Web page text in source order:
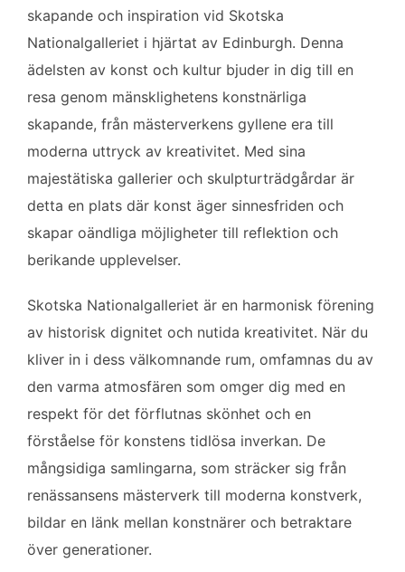
skapande och inspiration vid Skotska
Nationalgalleriet i hjärtat av Edinburgh. Denna
ädelsten av konst och kultur bjuder in dig till en
resa genom mänsklighetens konstnärliga
skapande, från mästerverkens gyllene era till
moderna uttryck av kreativitet. Med sina
majestätiska gallerier och skulpturträdgårdar är
detta en plats där konst äger sinnesfriden och
skapar oändliga möjligheter till reflektion och
berikande upplevelser.
Skotska Nationalgalleriet är en harmonisk förening
av historisk dignitet och nutida kreativitet. När du
kliver in i dess välkomnande rum, omfamnas du av
den varma atmosfären som omger dig med en
respekt för det förflutnas skönhet och en
förståelse för konstens tidlösa inverkan. De
mångsidiga samlingarna, som sträcker sig från
renässansens mästerverk till moderna konstverk,
bildar en länk mellan konstnärer och betraktare
över generationer.